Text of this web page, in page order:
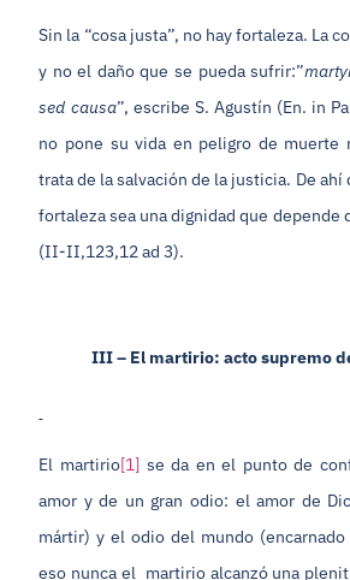
Sin la “cosa justa”, no hay fortaleza. La
y no el daño que se pueda sufrir:”
sed causa”, escribe S. Agustín (En. in
no pone su vida en peligro de muerte
trata de la salvación de la justicia. De ahí
fortaleza sea una dignidad que depende
(II-II,123,12 ad 3).
III – El martirio: acto supremo
El martirio[1]se da en el punto de
amor y de un gran odio: el amor de
mártir) y el odio del mundo
eso nunca el martirio alcanzó una